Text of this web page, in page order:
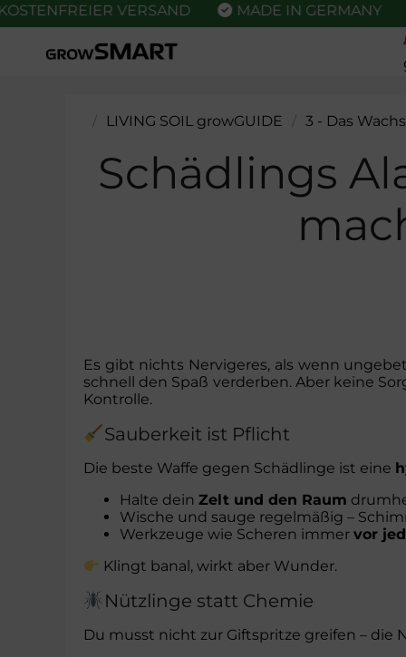
VERSAND MADE IN GERMANY
/ LIVING SOIL growGUIDE / 3 - Das
Schädlings
Es gibt nichts Nervigeres, als wenn
schnell den Spaß verderben. Aber keine
Kontrolle.
Sauberkeit ist Pflicht
Die beste Waffe gegen Schädlinge ist eine
Halte dein Zelt und den Raum
Wische und sauge regelmäßig –
Werkzeuge wie Scheren immer vor
Klingt banal, wirkt aber Wunder.
Nützlinge statt Chemie
Du musst nicht zur Giftspritze greifen – die